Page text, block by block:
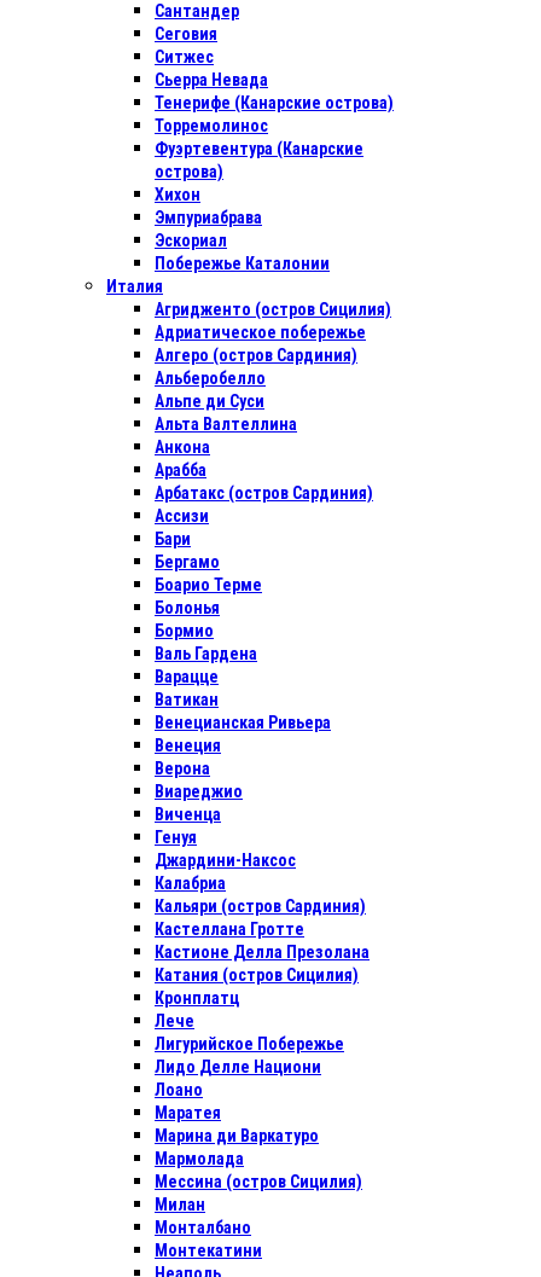
Сантандер
Сеговия
Ситжес
Сьерра Невада
Тенерифе (Канарские острова)
Торремолинос
Фуэртевентура (Канарские
острова)
Хихон
Эмпуриабрава
Эскориал
Побережье Каталонии
Италия
Агридженто (остров Сицилия)
Адриатическое побережье
Алгеро (остров Сардиния)
Альберобелло
Альпе ди Суси
Альта Валтеллина
Анкона
Арабба
Арбатакс (остров Сардиния)
Ассизи
Бари
Бергамо
Боарио Терме
Болонья
Бормио
Валь Гардена
Варацце
Ватикан
Венецианская Ривьера
Венеция
Верона
Виареджио
Виченца
Генуя
Джардини-Наксос
Калабриа
Кальяри (остров Сардиния)
Кастеллана Гротте
Кастионе Делла Презолана
Катания (остров Сицилия)
Кронплатц
Лече
Лигурийское Побережье
Лидо Делле Национи
Лоано
Маратея
Марина ди Варкатуро
Мармолада
Мессина (остров Сицилия)
Милан
Монталбано
Монтекатини